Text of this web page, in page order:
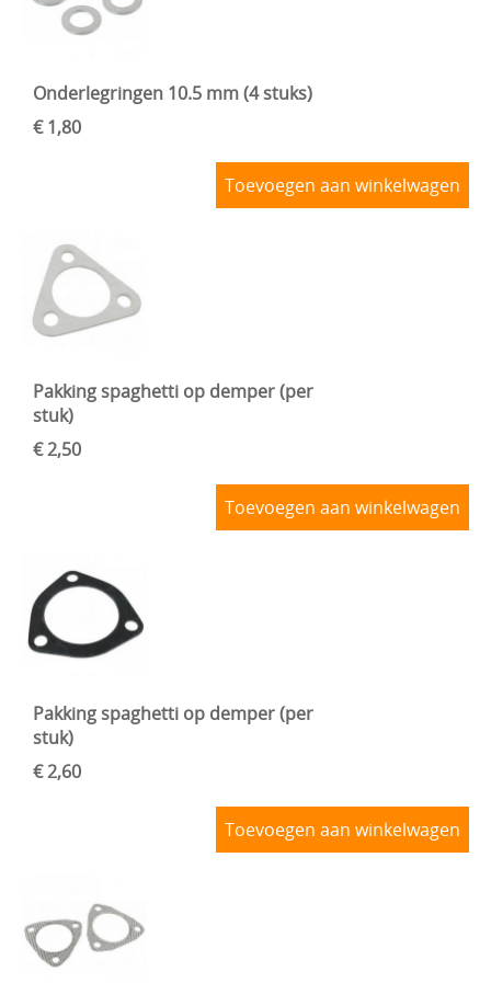
Onderlegringen 10.5 mm (4 stuks)
€ 1,80
Toevoegen aan winkelwagen
Pakking spaghetti op demper (per
stuk)
€ 2,50
Toevoegen aan winkelwagen
Pakking spaghetti op demper (per
stuk)
€ 2,60
Toevoegen aan winkelwagen